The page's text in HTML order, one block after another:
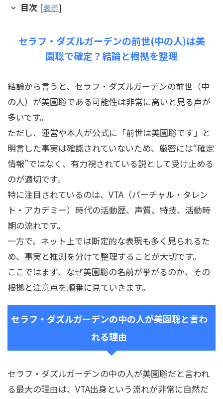
目次 [表示]
セラフ・ダズルガーデンの前世(中の人)は美
園聡で確定？結論と根拠を整理
結論から言うと、セラフ・ダズルガーデンの前世（中
の人）が美園聡である可能性は非常に高いと見る声が
多いです。
ただし、運営や本人が公式に「前世は美園聡です」と
明言した事実は確認されていないため、厳密には“確定
情報”ではなく、有力視されている説として受け止める
のが適切です。
特に注目されているのは、VTA（バーチャル・タレン
ト・アカデミー）時代の活動歴、声質、特技、活動時
期の流れです。
一方で、ネット上では断定的な表現も多く見られるた
め、事実と推測を分けて整理することが大切です。
ここではまず、なぜ美園聡の名前が挙がるのか、その
根拠と注意点を順番に見ていきます。
セラフ・ダズルガーデンの中の人が美園聡と言わ
れる理由
セラフ・ダズルガーデンの中の人が美園聡だと言われ
る最大の理由は、VTA出身という流れが非常に自然だ